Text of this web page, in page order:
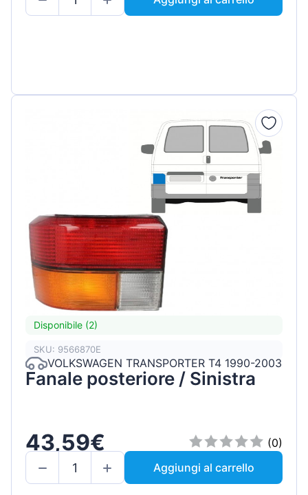
Disponibile (2)
SKU: 9566870E
VOLKSWAGEN TRANSPORTER T4 1990-2003
Fanale posteriore / Sinistra
43,59€
(0)
Aggiungi al carrello